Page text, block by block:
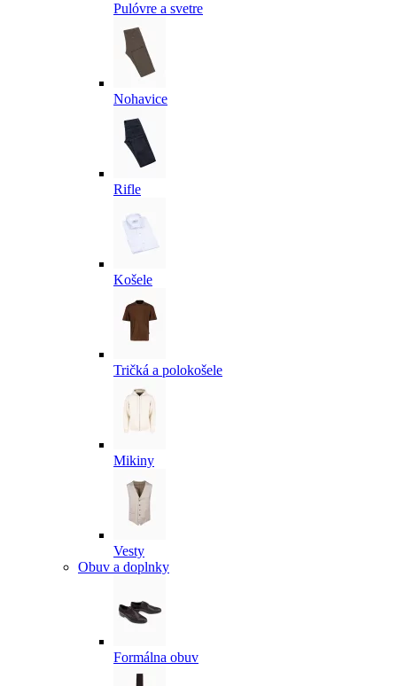
Pulóvre a svetre
Nohavice
Rifle
Košele
Tričká a polokošele
Mikiny
Vesty
Obuv a doplnky
Formálna obuv